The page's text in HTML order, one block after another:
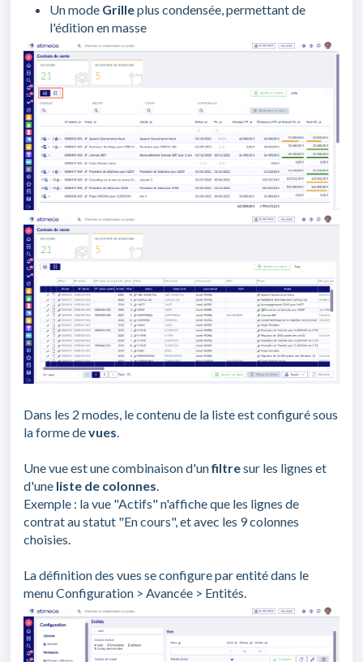
Un mode Grilleplus condensée, permettant de
l'édition en masse
Dans les 2 modes, le contenu de la liste est configuré sous
la forme devues.
Une vue est une combinaison d'unfiltresur les lignes et
d'une liste de colonnes.
Exemple : la vue "Actifs" n'affiche que les lignes de
contrat au statut "En cours", et avec les 9 colonnes
choisies.
La définition des vues se configure par entité dans le
menu Configuration > Avancée > Entités.